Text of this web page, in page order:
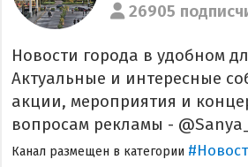
26905
Новости города в удобном
Актуальные и интересные
акции, мероприятия и
вопросам рекламы -
Канал размещен в категории